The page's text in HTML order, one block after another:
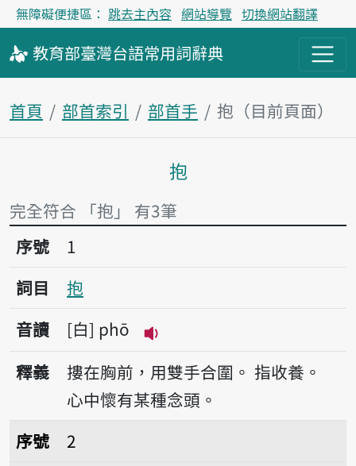
無障礙便捷區： 跳去主內容 網站導覽 切換網站翻譯
教育部臺灣台語常用詞辭典
首頁 部首索引 部首手 抱（目前頁面）
主內容區塊
抱
完全符合 「抱」 有3筆
序號1抱
序號
1
詞目
抱
音讀
白 phō
播放音讀phō
釋義 摟在胸前，用雙手合圍。 指收養。
心中懷有某種念頭。
序號2抱
序號
2